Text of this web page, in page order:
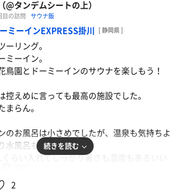
@タンデムシートの上）
目の訪問 サウナ飯
ミーインEXPRESS掛川 [ 静岡県 ]
ーリング。
ミーイン。
鳥園とドーミーインのサウナを楽しもう！
控えめに言っても最高の施設でした。
まらん。
のお風呂は小さめでしたが、温泉も気持ちよ
水風呂もあります。
くらい入れてしっかり暑さも湿度もあるいい
か、アロマの香りも素敵です。
続きを読む
2